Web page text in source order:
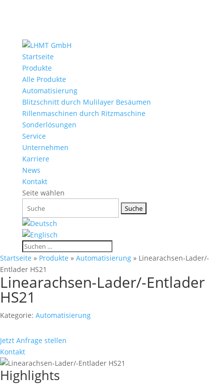
Startseite
Produkte
Alle Produkte
Automatisierung
Blitzschnitt durch Mulilayer Besäumen
Rillenmaschinen durch Ritzmaschine
Sonderlösungen
Service
Unternehmen
Karriere
News
Kontakt
Seite wählen
Suchen
nach:
Startseite » Produkte » Automatisierung » Linearachsen-Lader/-
Entlader HS21
Linearachsen-Lader/-Entlader
HS21
Kategorie: Automatisierung
Jetzt Anfrage stellen
Kontakt
Highlights